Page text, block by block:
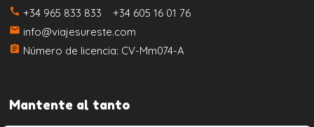
call +34 965 833 833 +34 605 16 01 76
email info@viajesureste.com
assignment Número de licencia: CV-Mm074-A
Mantente al tanto